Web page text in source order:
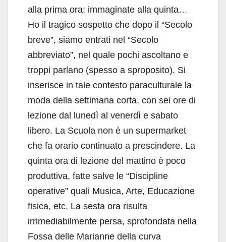
alla prima ora; immaginate alla quinta…
Ho il tragico sospetto che dopo il “Secolo
breve”, siamo entrati nel “Secolo
abbreviato”, nel quale pochi ascoltano e
troppi parlano (spesso a sproposito). Si
inserisce in tale contesto paraculturale la
moda della settimana corta, con sei ore di
lezione dal lunedì al venerdì e sabato
libero. La Scuola non è un supermarket
che fa orario continuato a prescindere. La
quinta ora di lezione del mattino è poco
produttiva, fatte salve le “Discipline
operative” quali Musica, Arte, Educazione
fisica, etc. La sesta ora risulta
irrimediabilmente persa, sprofondata nella
Fossa delle Marianne della curva